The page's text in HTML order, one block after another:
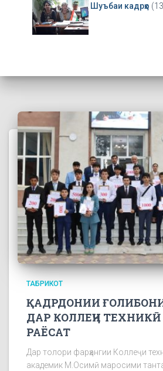
Шуъбаи кадрҳо
ТАБРИКОТ
ҚАДРДОНИИ
ДАР КОЛЛЕҶИ ТЕХНИКӢ
РАЁСАТ
Дар толори фарҳангии Коллеҷи
академик М.Осимӣ маросими